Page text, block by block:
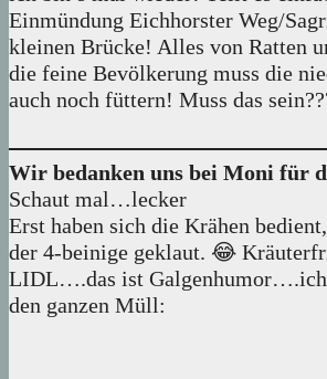
Einmündung Eichhorster Weg/
kleinen Brücke! Alles von Ratten
die feine Bevölkerung muss die
auch noch füttern! Muss das
Wir bedanken uns bei Moni für
Schaut mal…lecker
Erst haben sich die Krähen
der 4-beinige geklaut. 😂
LIDL….das ist Galgenhumor….ich
den ganzen Müll: